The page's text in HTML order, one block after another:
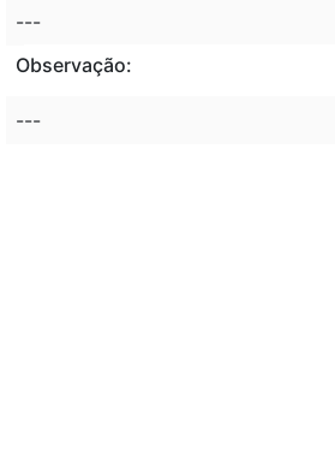
---
Observação:
---